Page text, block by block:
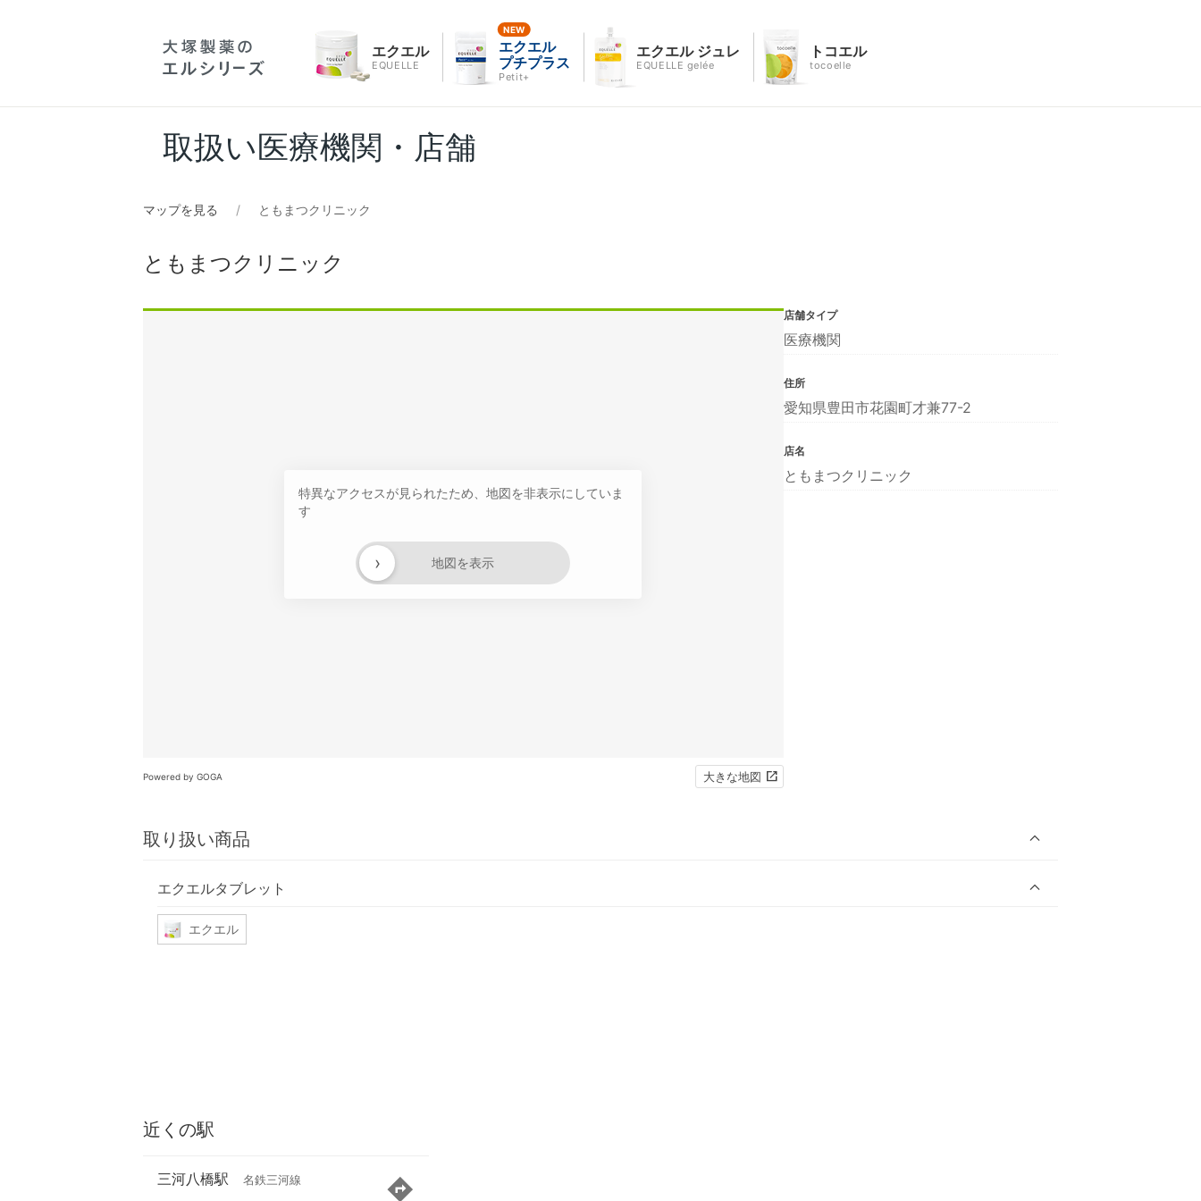
エクエル
EQUELLE
エクエル
プチプラス
Petit+
エクエル ジュレ
EQUELLE gelée
トコエル
tocoelle
取扱い医療機関・店舗
マップを見る ともまつクリニック
ともまつクリニック
特異なアクセスが見られたため、地図を非表示にしていま
す
地図を表示
›
Powered by GOGA 大きな地図
取り扱い商品
エクエルタブレット
エクエル
店舗タイプ
医療機関
住所
愛知県豊田市花園町才兼77-2
店名
ともまつクリニック
近くの駅
三河八橋駅 名鉄三河線